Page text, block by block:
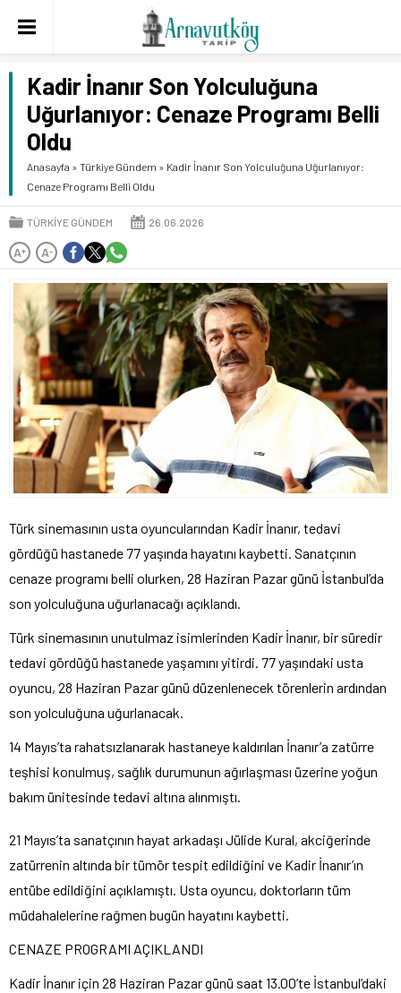
Kadir İnanır Son Yolculuğuna
Uğurlanıyor: Cenaze Programı Belli
Oldu
Anasayfa » Türkiye Gündem » Kadir İnanır Son Yolculuğuna Uğurlanıyor:
Cenaze Programı Belli Oldu
TÜRKIYE GÜNDEM 26.06.2026
A+ A-
Türk sinemasının usta oyuncularından Kadir İnanır, tedavi
gördüğü hastanede 77 yaşında hayatını kaybetti. Sanatçının
cenaze programı belli olurken, 28 Haziran Pazar günü İstanbul’da
son yolculuğuna uğurlanacağı açıklandı.
Türk sinemasının unutulmaz isimlerinden Kadir İnanır, bir süredir
tedavi gördüğü hastanede yaşamını yitirdi. 77 yaşındaki usta
oyuncu, 28 Haziran Pazar günü düzenlenecek törenlerin ardından
son yolculuğuna uğurlanacak.
14 Mayıs’ta rahatsızlanarak hastaneye kaldırılan İnanır’a zatürre
teşhisi konulmuş, sağlık durumunun ağırlaşması üzerine yoğun
bakım ünitesinde tedavi altına alınmıştı.
21 Mayıs’ta sanatçının hayat arkadaşı Jülide Kural, akciğerinde
zatürrenin altında bir tümör tespit edildiğini ve Kadir İnanır’ın
entübe edildiğini açıklamıştı. Usta oyuncu, doktorların tüm
müdahalelerine rağmen bugün hayatını kaybetti.
CENAZE PROGRAMI AÇIKLANDI
Kadir İnanır için 28 Haziran Pazar günü saat 13.00’te İstanbul’daki